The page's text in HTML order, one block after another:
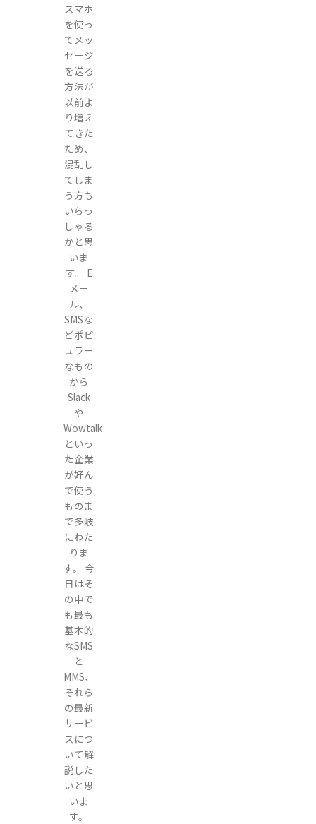
スマホ
を使っ
てメッ
セージ
を送る
方法が
以前よ
り増え
てきた
ため、
混乱し
てしま
う方も
いらっ
しゃる
かと思
いま
す。 E
メー
ル、
SMSな
どポピ
ュラー
なもの
から
Slack
や
Wowtalk
といっ
た企業
が好ん
で使う
ものま
で多岐
にわた
りま
す。 今
日はそ
の中で
も最も
基本的
なSMS
と
MMS、
それら
の最新
サービ
スにつ
いて解
説した
いと思
いま
す。